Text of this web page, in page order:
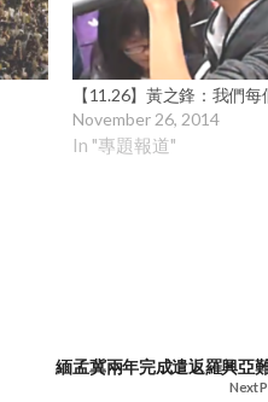
【11.26】黃之鋒：我們
November 26, 2014
In "專題報道"
緬孟冀兩年完成遣返羅興亞
Next